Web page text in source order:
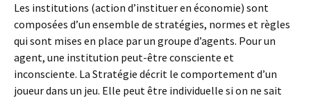
Les institutions (action d’instituer en économie) sont
composées d’un ensemble de stratégies, normes et règles
qui sont mises en place par un groupe d’agents. Pour un
agent, une institution peut-être consciente et
inconsciente. La Stratégie décrit le comportement d’un
joueur dans un jeu. Elle peut être individuelle si on ne sait